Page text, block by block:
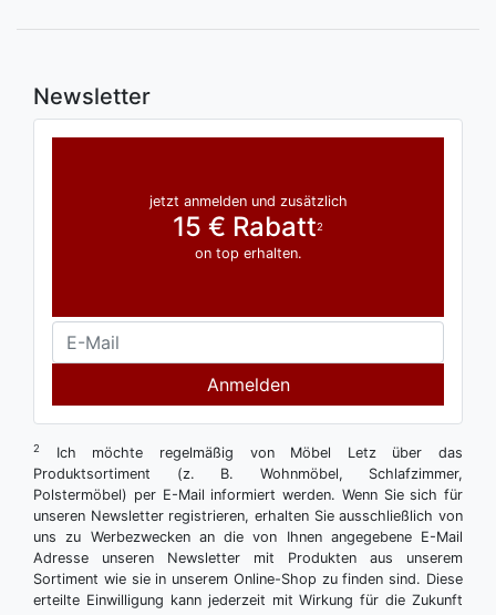
Newsletter
jetzt anmelden und zusätzlich
15 € Rabatt2
on top erhalten.
Anmelden
2
Ich möchte regelmäßig von Möbel Letz über das
Produktsortiment (z. B. Wohnmöbel, Schlafzimmer,
Polstermöbel) per E-Mail informiert werden. Wenn Sie sich für
unseren Newsletter registrieren, erhalten Sie ausschließlich von
uns zu Werbezwecken an die von Ihnen angegebene E-Mail
Adresse unseren Newsletter mit Produkten aus unserem
Sortiment wie sie in unserem Online-Shop zu finden sind. Diese
erteilte Einwilligung kann jederzeit mit Wirkung für die Zukunft